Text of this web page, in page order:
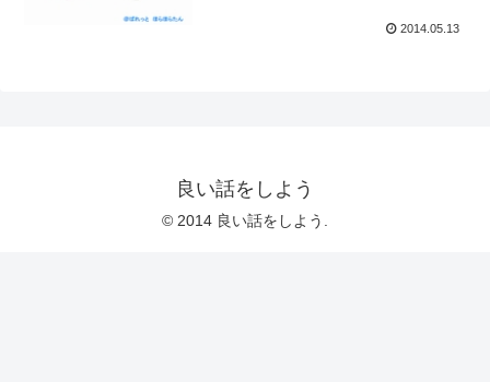
2014.05.13
良い話をしよう
© 2014 良い話をしよう.